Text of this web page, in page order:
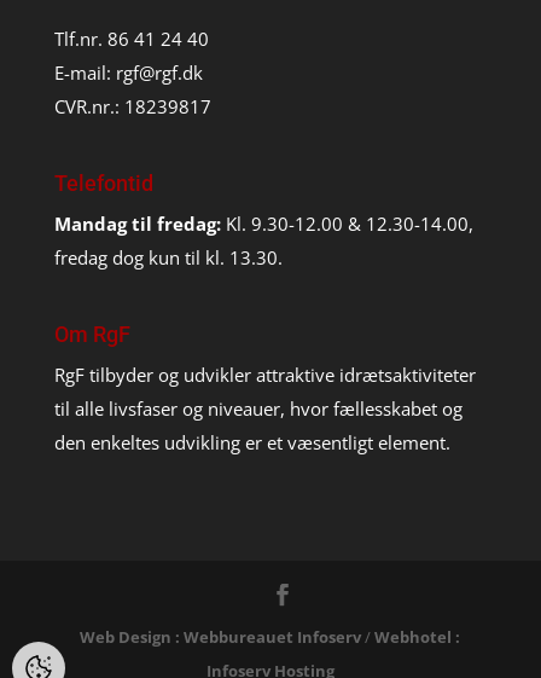
Tlf.nr. 86 41 24 40
E-mail: rgf@rgf.dk
CVR.nr.: 18239817
Telefontid
Mandag til fredag: Kl. 9.30-12.00 & 12.30-14.00,
fredag dog kun til kl. 13.30.
Om RgF
RgF tilbyder og udvikler attraktive idrætsaktiviteter
til alle livsfaser og niveauer, hvor fællesskabet og
den enkeltes udvikling er et væsentligt element.
Web Design : Webbureauet Infoserv/Webhotel :
Infoserv Hosting